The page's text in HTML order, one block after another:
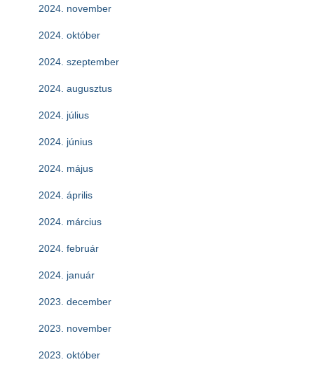
2024. november
2024. október
2024. szeptember
2024. augusztus
2024. július
2024. június
2024. május
2024. április
2024. március
2024. február
2024. január
2023. december
2023. november
2023. október